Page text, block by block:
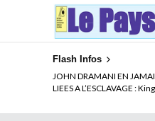
Flash Infos
ELECTION DE TALON A
Quand Patrice quitte le